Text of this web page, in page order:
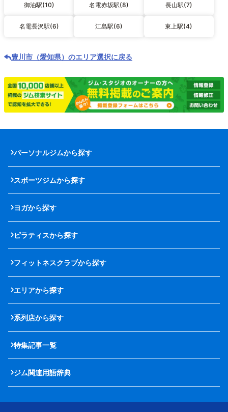
御油駅(10) 名電赤坂駅(8) 長山駅(7)
名電長沢駅(6) 江島駅(6) 東上駅(4)
豊川市（愛知県）のエリア選択に戻る
パーソナルジムから探す
スポーツジムから探す
ヨガから探す
ピラティスから探す
フィットネスクラブから探す
エリアから探す
系列店から探す
特集記事一覧
ジム関連用語辞典